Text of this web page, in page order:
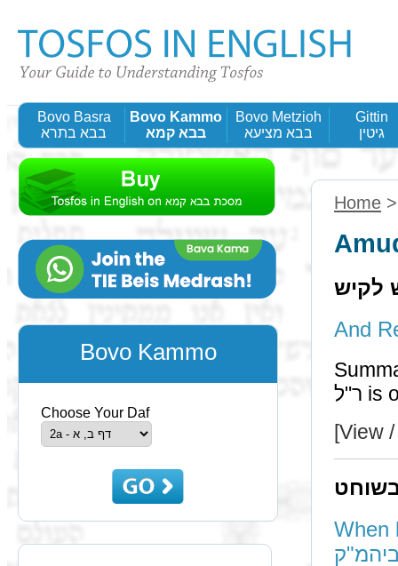
Bovo Basra
בבא בתרא
Bovo Kammo
בבא קמא
Bovo Metzioh
בבא מציעא
Gittin
גיטין
Bovo Kammo
Choose Your Daf
Home
לקיש
[View
When